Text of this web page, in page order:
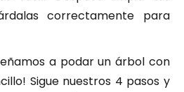
correctamente para
a podar un árbol con
Sigue nuestros 4 pasos y